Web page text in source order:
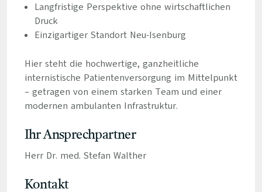
Langfristige Perspektive ohne wirtschaftlichen
Druck
Einzigartiger Standort Neu-Isenburg
Hier steht die hochwertige, ganzheitliche
internistische Patientenversorgung im Mittelpunkt
– getragen von einem starken Team und einer
modernen ambulanten Infrastruktur.
Ihr Ansprechpartner
Herr Dr. med. Stefan Walther
Kontakt